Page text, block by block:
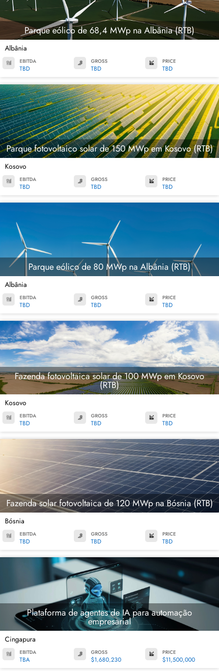
Parque eólico de 68,4 MWp na Albânia (RTB)
Albânia
EBITDA
TBD
GROSS
TBD
PRICE
TBD
Parque fotovoltaico solar de 150 MWp em Kosovo (RTB)
Kosovo
EBITDA
TBD
GROSS
TBD
PRICE
TBD
Parque eólico de 80 MWp na Albânia (RTB)
Albânia
EBITDA
TBD
GROSS
TBD
PRICE
TBD
Fazenda fotovoltaica solar de 100 MWp em Kosovo
(RTB)
Kosovo
EBITDA
TBD
GROSS
TBD
PRICE
TBD
Fazenda solar fotovoltaica de 120 MWp na Bósnia (RTB)
Bósnia
EBITDA
TBD
GROSS
TBD
PRICE
TBD
Plataforma de agentes de IA para automação
empresarial
Cingapura
EBITDA
TBA
GROSS
$1,680,230
PRICE
$11,500,000